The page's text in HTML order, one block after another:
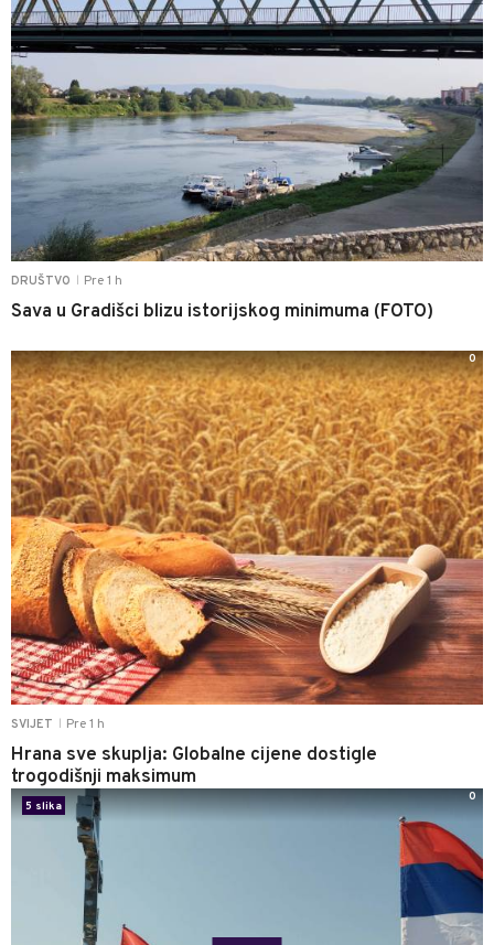
DRUŠTVO Pre 1 h
Sava u Gradišci blizu istorijskog minimuma (FOTO)
SVIJET Pre 1 h
Hrana sve skuplja: Globalne cijene dostigle
trogodišnji maksimum
0
5 slika
0